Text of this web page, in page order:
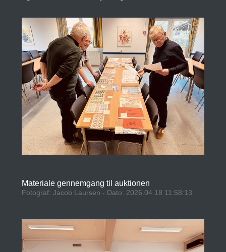
Materiale gennemgang til auktionen
Fotograf: Jacob Laursen - Dato: 2026.04.18 11:58:13